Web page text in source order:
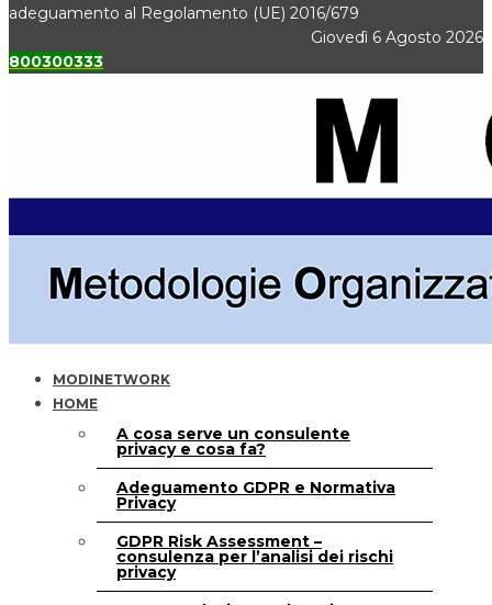
adeguamento al Regolamento (UE) 2016/679
Giovedì 6 Agosto 2026
800300333
MODINETWORK
HOME
A cosa serve un consulente
privacy e cosa fa?
Adeguamento GDPR e Normativa
Privacy
GDPR Risk Assessment –
consulenza per l’analisi dei rischi
privacy